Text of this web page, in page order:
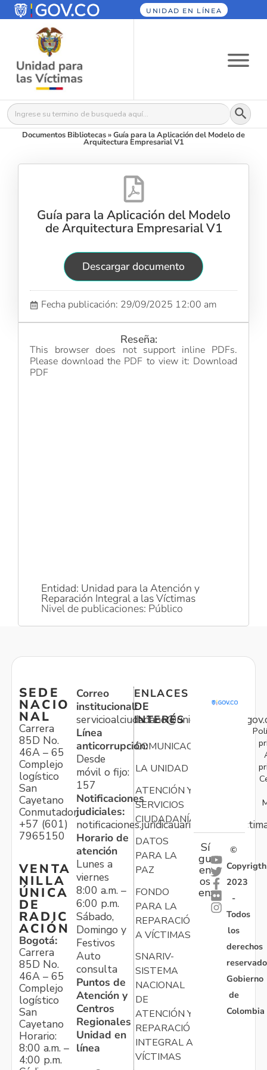
UNIDAD EN LÍNEA
Buscar: Botón
Documentos Bibliotecas»Guía para la Aplicación del Modelo de
Arquitectura Empresarial V1
Guía para la Aplicación del Modelo
de Arquitectura Empresarial V1
Descargar documento
Fecha publicación: 29/09/2025 12:00 am
Reseña:
This browser does not support inline PDFs.
Please download the PDF to view it: Download
PDF
Entidad: Unidad para la Atención y
Reparación Integral a las Víctimas
Nivel de publicaciones: Público
SEDE
NACIO
NAL
Carrera
85D No.
46A – 65
Complejo
logístico
San
Cayetano
Conmutador:
+57 (601)
7965150
VENTA
NILLA
ÚNICA
DE
RADIC
ACIÓN
Bogotá:
Carrera
85D No.
46A – 65
Complejo
logístico
San
Cayetano
Horario:
8:00 a.m. –
4:00 p.m.
Correo
institucional:
Línea
anticorrupción:
Desde
móvil o fijo:
157
Notificaciones
judiciales:
Horario de
atención
Lunes a
viernes
8:00 a.m. –
6:00 p.m.
Sábado,
Domingo y
Festivos
Auto
consulta
Puntos de
Atención y
Centros
Regionales
Unidad en
línea
ENLACES
DE
INTERÉS
COMUNICACIONES
LA UNIDAD
ATENCIÓN Y
SERVICIOS
CIUDADANÍA
DATOS
PARA LA
PAZ
FONDO
PARA LA
REPARACIÓN
A VÍCTIMAS
SNARIV-
SISTEMA
NACIONAL
DE
ATENCIÓN Y
REPARACIÓN
INTEGRAL A
VÍCTIMAS
Sí
gu
en
os
en:
©
Copyrigth
2023
-
Todos
los
derechos
Gobierno
de
Colombia